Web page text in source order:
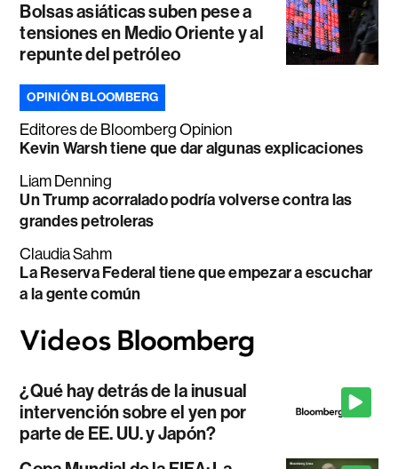
Bolsas asiáticas suben pese a
tensiones en Medio Oriente y al
repunte del petróleo
OPINIÓN BLOOMBERG
Editores de Bloomberg Opinion
Kevin Warsh tiene que dar algunas explicaciones
Liam Denning
Un Trump acorralado podría volverse contra las
grandes petroleras
Claudia Sahm
La Reserva Federal tiene que empezar a escuchar
a la gente común
¿Qué hay detrás de la inusual
intervención sobre el yen por
parte de EE. UU. y Japón?